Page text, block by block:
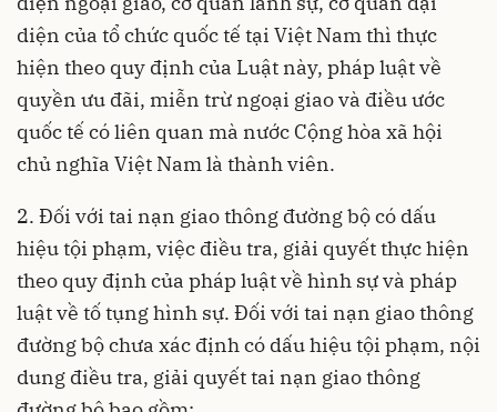
diện của tổ chức quốc tế tại Việt Nam thì thực
hiện theo quy định của Luật này, pháp luật về
quyền ưu đãi, miễn trừ ngoại giao và điều ước
quốc tế có liên quan mà nước Cộng hòa xã hội
chủ nghĩa Việt Nam là thành viên.
2. Đối với tai nạn giao thông đường bộ có dấu
hiệu tội phạm, việc điều tra, giải quyết thực hiện
theo quy định của pháp luật về hình sự và pháp
luật về tố tụng hình sự. Đối với tai nạn giao thông
đường bộ chưa xác định có dấu hiệu tội phạm, nội
dung điều tra, giải quyết tai nạn giao thông